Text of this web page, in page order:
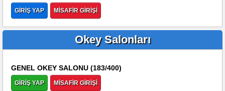
GİRİŞ YAP MİSAFİR GİRİŞİ
Okey Salonları
GENEL OKEY SALONU (183/400)
GİRİŞ YAP MİSAFİR GİRİŞİ